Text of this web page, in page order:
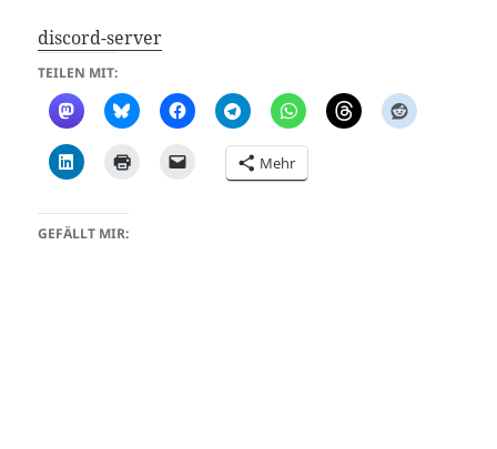
discord-server
TEILEN MIT:
Mehr
GEFÄLLT MIR: